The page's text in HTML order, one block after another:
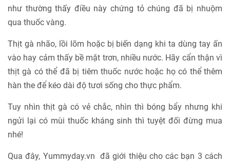
như thường thấy điều này chứng tỏ chúng đã bị nhuộm
qua thuốc vàng.
Thịt gà nhão, lồi lõm hoặc bị biến dạng khi ta dùng tay ấn
vào hay cảm thấy bề mặt trơn, nhiều nước. Hãy cẩn thận vì
thịt gà có thể đã bị tiêm thuốc nước hoặc họ có thể thêm
hàn the để kéo dài độ tươi sống cho thực phẩm.
Tuy nhìn thịt gà có vẻ chắc, nhìn thì bóng bẩy nhưng khi
ngửi lại có mùi thuốc kháng sinh thì tuyệt đối đừng mua
nhé!
Qua đây, Yummyday.vn đã giới thiệu cho các bạn 3 cách